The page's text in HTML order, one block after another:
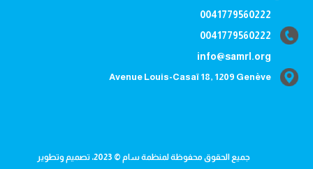
0041779560222
0041779560222
info@samrl.org
Avenue Louis-Casaï 18, 1209 Genève
جميع الحقوق محفوظة لمنظمة سام © 2023، تصميم وتطوير